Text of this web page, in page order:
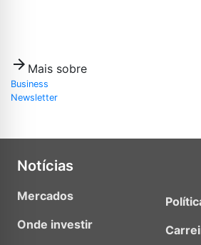
arrow_forward Mais sobre
Business
Newsletter
Notícias
Mercados
Onde investir